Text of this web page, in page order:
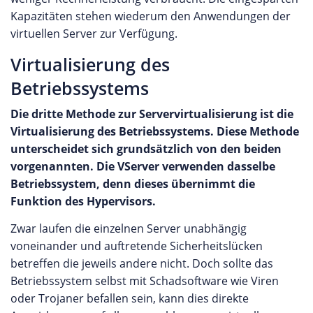
Kapazitäten stehen wiederum den Anwendungen der
virtuellen Server zur Verfügung.
Virtualisierung des
Betriebssystems
Die dritte Methode zur Servervirtualisierung ist die
Virtualisierung des Betriebssystems. Diese Methode
unterscheidet sich grundsätzlich von den beiden
vorgenannten. Die VServer verwenden dasselbe
Betriebssystem, denn dieses übernimmt die
Funktion des Hypervisors.
Zwar laufen die einzelnen Server unabhängig
voneinander und auftretende Sicherheitslücken
betreffen die jeweils andere nicht. Doch sollte das
Betriebssystem selbst mit Schadsoftware wie Viren
oder Trojaner befallen sein, kann dies direkte